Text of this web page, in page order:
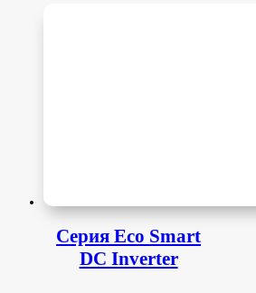
Серия Eco Smart
DC Inverter